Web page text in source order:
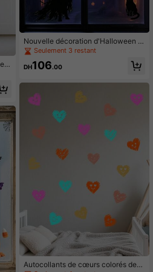
Nouvelle décoration d'Halloween d
e sorcière avec chat noir d'horreur,
décoration de fenêtre en verre, auto
collants statiques de chauve-souris
Seulement 3 restant
DH106.00
Autocollants de cœurs colorés dess